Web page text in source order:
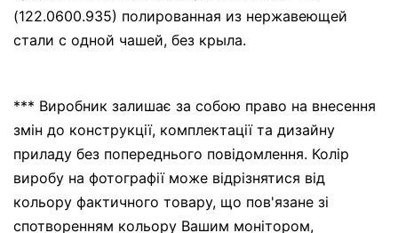
(122.0600.935) полированная из нержавеющей
стали с одной чашей, без крыла.
*** Виробник залишає за собою право на внесення
змін до конструкції, комплектації та дизайну
приладу без попереднього повідомлення. Колір
виробу на фотографії може відрізнятися від
кольору фактичного товару, що пов'язане зі
спотворенням кольору Вашим монітором,